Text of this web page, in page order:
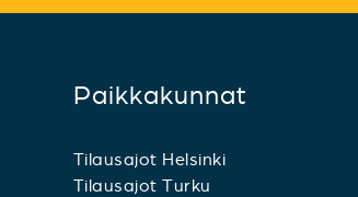
Paikkakunnat
Tilausajot Helsinki
Tilausajot Turku